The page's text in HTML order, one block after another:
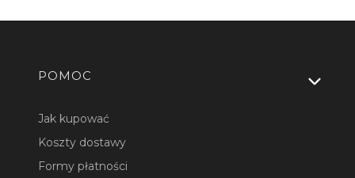
Linki w stopce
POMOC
Jak kupować
Koszty dostawy
Formy płatności